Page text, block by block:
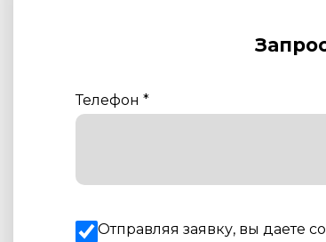
Телефон *
Отправляя заявку, вы даете